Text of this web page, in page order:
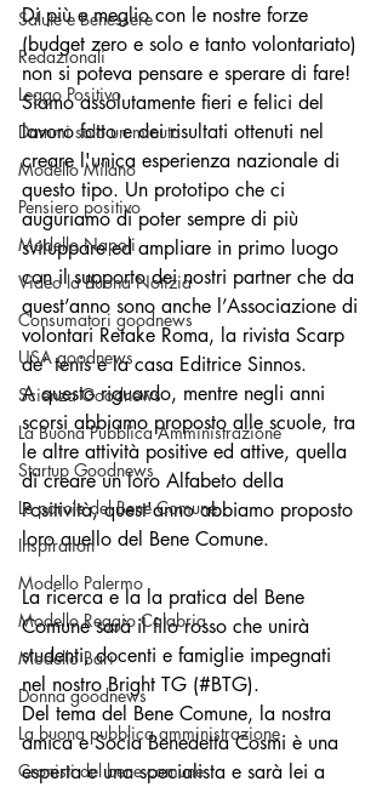
Salute e Benessere
Redazionali
Leggo Positivo
Dammi solo un minuto
Modello Milano
Pensiero positivo
Modello Napoli
Video la Buona Notizia
Consumatori goodnews
USA goodnews
Scienza Goodnews
La Buona Pubblica Amministrazione
Startup Goodnews
Le parole del Bene Comune
Inspiration
Modello Palermo
Modello Reggio Calabria
Modello Bari
Donna goodnews
La buona pubblica amministrazione
Cronisti del bene comune
Di più e meglio con le nostre forze
(budget zero e solo e tanto volontariato)
non si poteva pensare e sperare di fare!
Siamo assolutamente fieri e felici del
lavoro fatto e dei risultati ottenuti nel
creare l'unica esperienza nazionale di
questo tipo. Un prototipo che ci
auguriamo di poter sempre di più
sviluppare ed ampliare in primo luogo
con il supporto dei nostri partner che da
quest’anno sono anche l’Associazione di
volontari Retake Roma, la rivista Scarp
de’ tenis e la casa Editrice Sinnos.
A questo riguardo, mentre negli anni
scorsi abbiamo proposto alle scuole, tra
le altre attività positive ed attive, quella
di creare un loro Alfabeto della
Positività, quest'anno abbiamo proposto
loro quello del Bene Comune.
La ricerca e la la pratica del Bene
Comune sarà il filo rosso che unirà
studenti, docenti e famiglie impegnati
nel nostro Bright TG (#BTG).
Del tema del Bene Comune, la nostra
amica e Socia Benedetta Cosmi è una
esperta e una specialista e sarà lei a